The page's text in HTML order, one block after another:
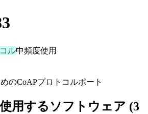
ル中頻度使用
のCoAPプロトコルポート
用するソフトウェア (3